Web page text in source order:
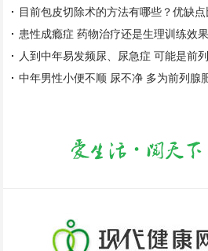
目前包皮切除术的方法有哪些？优缺
患性成瘾症 药物治疗还是生理训练效
人到中年易发频尿、尿急症 可能是前
中年男性小便不顺 尿不净 多为前列腺